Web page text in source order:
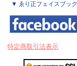
▼ ゑり正フェイスブック
特定商取引法表示